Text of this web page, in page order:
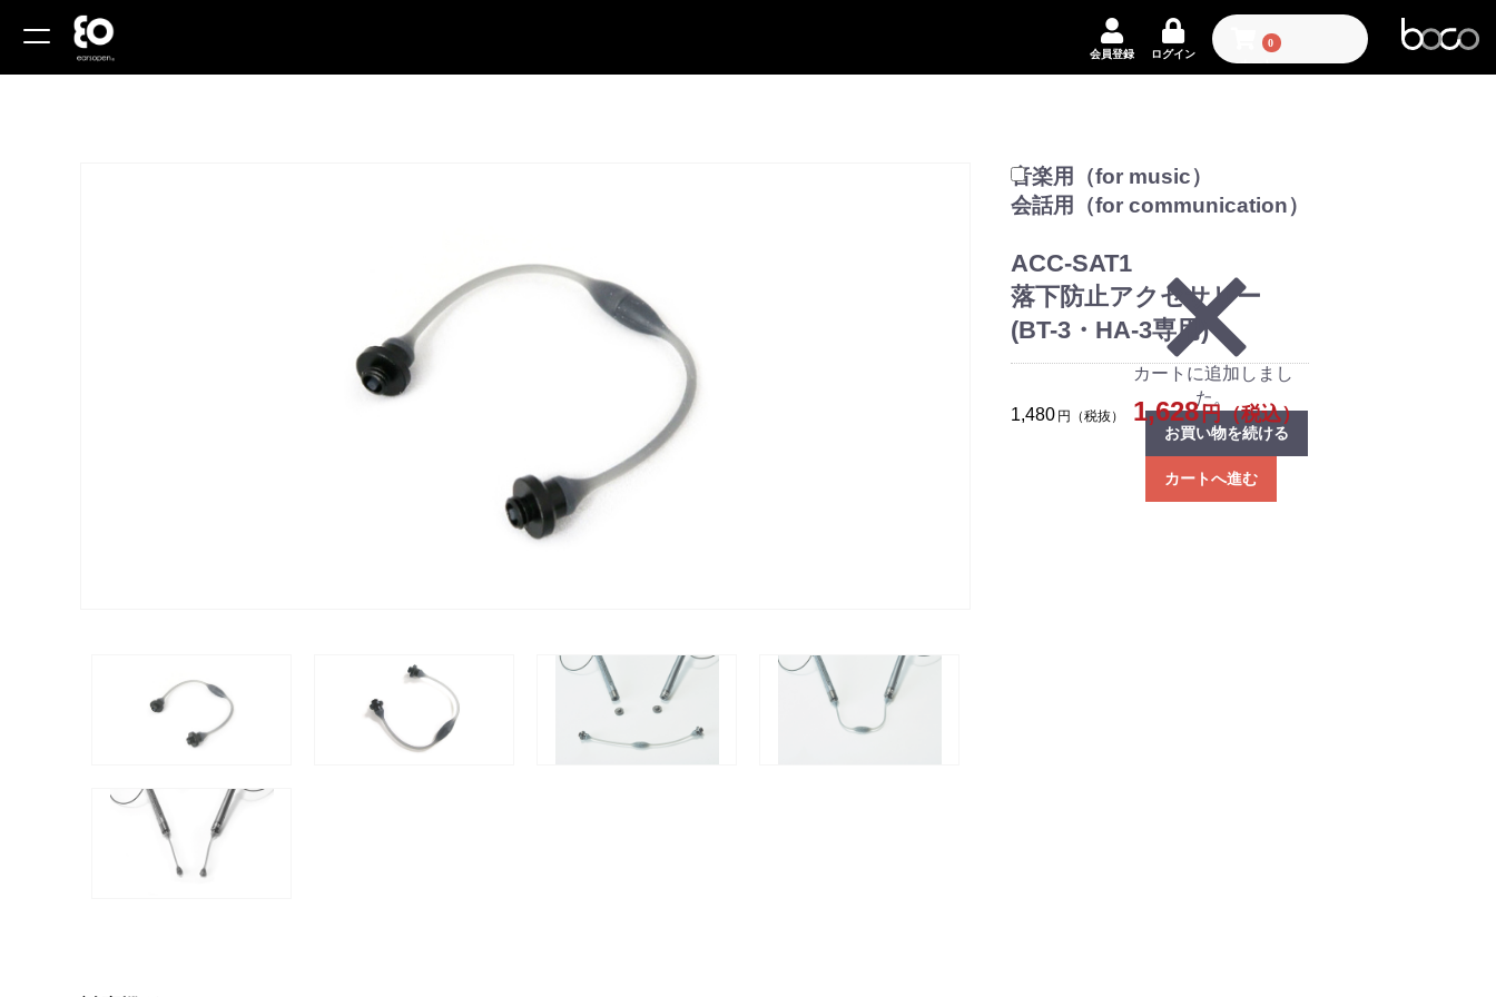
会員登録 ログイン
0
カート
音楽用（for music）
会話用（for communication）
ACC-SAT1
落下防止アクセサリー
(BT-3・HA-3専用)
1,480 円（税抜） 1,628円（税込）
カートに追加しまし
た。
お買い物を続ける
カートへ進む